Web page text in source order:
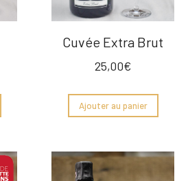
Cuvée Extra Brut
25,00€
Ajouter au panier